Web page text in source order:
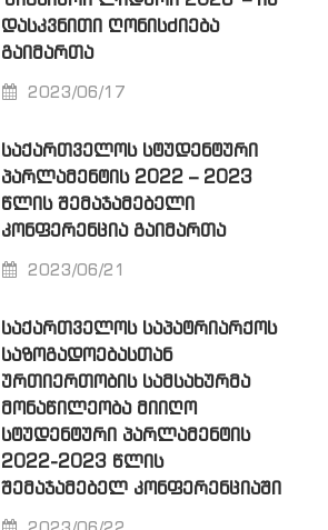
ᲓᲐᲡᲙᲕᲜᲘᲗᲘ ᲦᲝᲜᲘᲡᲫᲘᲔᲑᲐ
ᲒᲐᲘᲛᲐᲠᲗᲐ
2023/06/17
ᲡᲐᲥᲐᲠᲗᲕᲔᲚᲝᲡ ᲡᲢᲣᲓᲔᲜᲢᲣᲠᲘ
ᲞᲐᲠᲚᲐᲛᲔᲜᲢᲘᲡ 2022 – 2023
ᲬᲚᲘᲡ ᲨᲔᲛᲐᲯᲐᲛᲔᲑᲔᲚᲘ
ᲙᲝᲜᲤᲔᲠᲔᲜᲪᲘᲐ ᲒᲐᲘᲛᲐᲠᲗᲐ
2023/06/21
ᲡᲐᲥᲐᲠᲗᲕᲔᲚᲝᲡ ᲡᲐᲞᲐᲢᲠᲘᲐᲠᲥᲝᲡ
ᲡᲐᲖᲝᲒᲐᲓᲝᲔᲑᲐᲡᲗᲐᲜ
ᲣᲠᲗᲘᲔᲠᲗᲝᲑᲘᲡ ᲡᲐᲛᲡᲐᲮᲣᲠᲛᲐ
ᲛᲝᲜᲐᲬᲘᲚᲔᲝᲑᲐ ᲛᲘᲘᲦᲝ
ᲡᲢᲣᲓᲔᲜᲢᲣᲠᲘ ᲞᲐᲠᲚᲐᲛᲔᲜᲢᲘᲡ
2022-2023 ᲬᲚᲘᲡ
ᲨᲔᲛᲐᲯᲐᲛᲔᲑᲔᲚ ᲙᲝᲜᲤᲔᲠᲔᲜᲪᲘᲐᲨᲘ